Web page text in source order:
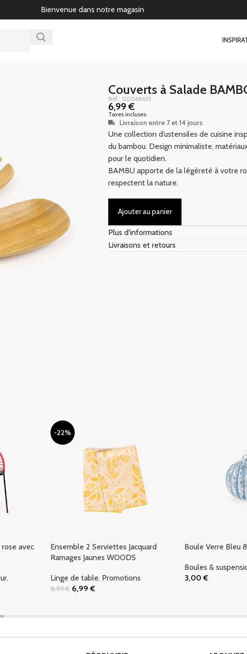
Bienvenue dans notre magasin
Couverts à Salade
Réf : 120068635
6,99€
Taxes incluses.
Livraison entre 7 et 14 jours
Une collection d’ustensiles de cuisine
du bambou. Design minimaliste,
pour le quotidien.
BAMBU apporte de la légèreté à votre
respectent la nature.
Ajouter au panier
Plus d'informations
Livraisons et retours
avec
,
-22%
Ensemble 2 Serviettes Jacquard
Ramages Jaunes WOODS
Linge de table, Promotions
8,99€ 6,99€
Boule Verre Bleu
Boules &
3,00€